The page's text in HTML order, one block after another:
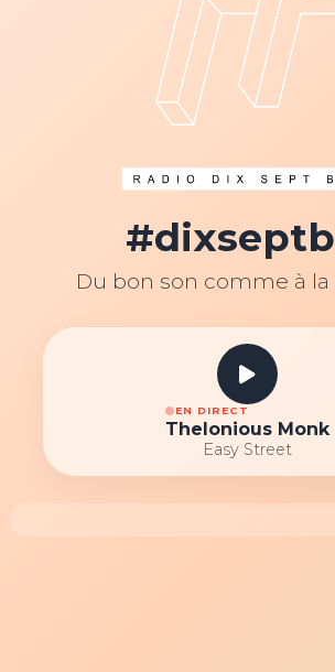
Du bon son comme à la
EN DIRECT
Thelonious Monk
Easy Street